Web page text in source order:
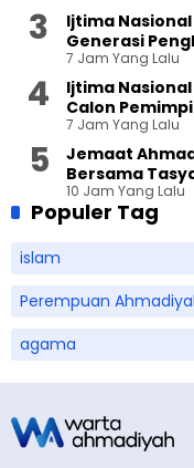
Ijtima
Generasi
7 Jam Yang Lalu
Ijtima
Calon
7 Jam Yang Lalu
Jemaat
Bersama
10 Jam Yang Lalu
Populer Tag
islam
Perempuan
agama